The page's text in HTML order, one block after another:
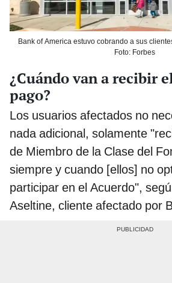
Bank of America estuvo cobrando a sus
Foto: Forbes
¿Cuándo van a recibir
pago?
Los usuarios afectados no
nada adicional, solamente
de Miembro de la Clase del
siempre y cuando [ellos] no
participar en el Acuerdo",
Aseltine, cliente afectado por